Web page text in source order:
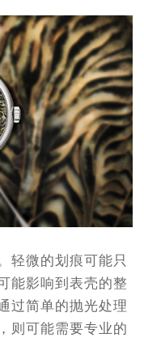
微的划痕可能只
能影响到表壳的整
过简单的抛光处理
则可能需要专业的